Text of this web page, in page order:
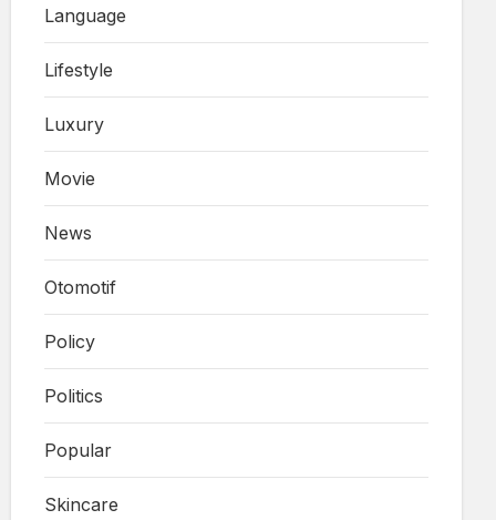
Language
Lifestyle
Luxury
Movie
News
Otomotif
Policy
Politics
Popular
Skincare